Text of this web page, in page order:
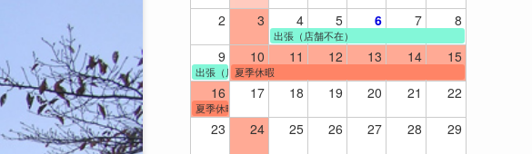
2 3 4 5 6 7 8
出張（店舗不在）
9 10 11 12 13 14 15
出張（店舗不在）
夏季休暇
16 17 18 19 20 21 22
夏季休暇
23 24 25 26 27 28 29